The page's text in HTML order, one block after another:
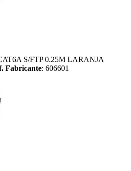
S/FTP 0.25M LARANJA
Fabricante: 606601